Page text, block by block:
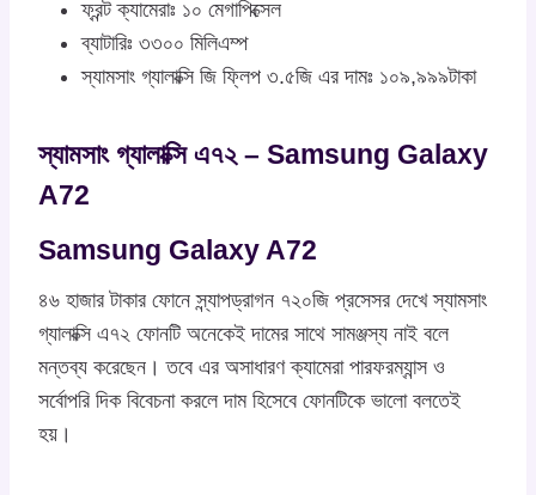
ফ্রন্ট ক্যামেরাঃ ১০ মেগাপিক্সেল
ব্যাটারিঃ ৩৩০০ মিলিএম্প
স্যামসাং গ্যালাক্সি জি ফ্লিপ ৩.৫জি এর দামঃ ১০৯,৯৯৯টাকা
স্যামসাং গ্যালাক্সি এ৭২ – Samsung Galaxy
A72
Samsung Galaxy A72
৪৬ হাজার টাকার ফোনে স্ন্যাপড্রাগন ৭২০জি প্রসেসর দেখে স্যামসাং
গ্যালাক্সি এ৭২ ফোনটি অনেকেই দামের সাথে সামঞ্জস্য নাই বলে
মন্তব্য করেছেন। তবে এর অসাধারণ ক্যামেরা পারফরম্যান্স ও
সর্বোপরি দিক বিবেচনা করলে দাম হিসেবে ফোনটিকে ভালো বলতেই
হয়।